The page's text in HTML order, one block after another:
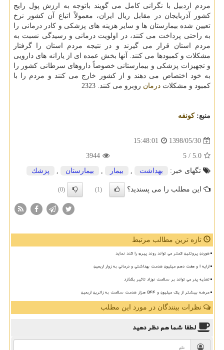
مردم اردبیل با نگرانی كامل می گویند باتوجه به ارزش پول رایج
كشور آذربایجان در مقابل ریال ایران، معمولاً اتباع آن كشور نرخ
تعیین شده بیمارستان ها و سایر هزینه های پزشكی و كادر درمانی را
به راحتی پرداخت می كنند، در اولویت درمانی و رسیدگی نسبت به
مردم استان قرار می گیرند و در نتیجه مردم استان را گرفتار
مشكلات و كمبودها می كنند. آنها بخش عمده ای از یارانه های دارویی
و تجهیزات پزشكی و بیمارستانی خصوصاً داروهای سرطانی كشور را
به خود اختصاص می دهند و از كشور خارج می كنند و مردم را با
كمبود و مشكلات درمان روبرو می كنند. 2323
منبع:كونفه
1398/05/30
15:48:01
5.0
/ 5
3944
تگهای خبر:
بهداشت , بیمار , بیمارستان , پزشك
این مطلب را می پسندید؟ (1)
(0)
تازه ترین مطالب مرتبط
خوردن پروتئین کمتر می تواند روند پیری را کند نماید
ارایه ۱ و هفت دهم میلیون خدمت بهداشتی و درمانی به زوار اربعین
تغذیه پدر می تواند بر سلامت نوزاد تاثیر بگذارد
عرضه بیشتر از یک میلیون و ۵۴۴ هزار خدمت سلامت به زائرین اربعین
نظرات بینندگان در مورد این مطلب
لطفا شما همنظر دهید